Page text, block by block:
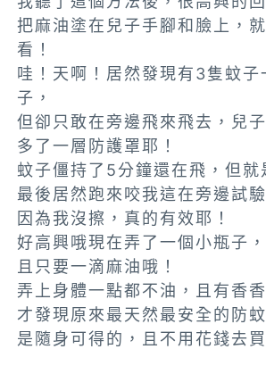
把麻油塗在兒子手腳和臉上，
看！
哇！天啊！居然發現有3隻蚊子
子，
但卻只敢在旁邊飛來飛去，兒
多了一層防護罩耶！
蚊子僵持了5分鐘還在飛，但就
最後居然跑來咬我這在旁邊試驗
因為我沒擦，真的有效耶！
好高興哦現在弄了一個小瓶子
且只要一滴麻油哦！
弄上身體一點都不油，且有香香
才發現原來最天然最安全的防蚊
是隨身可得的，且不用花錢去買